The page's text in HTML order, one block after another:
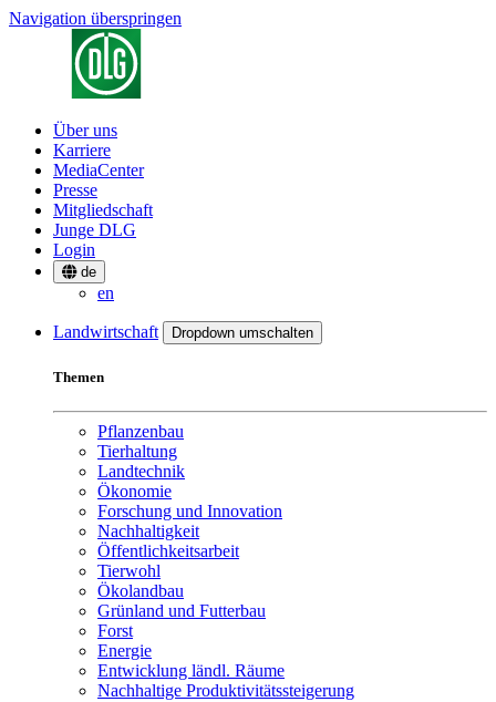
Navigation überspringen
Über uns
Karriere
MediaCenter
Presse
Mitgliedschaft
Junge DLG
Login
de
en
Landwirtschaft Dropdown umschalten
Themen
Pflanzenbau
Tierhaltung
Landtechnik
Ökonomie
Forschung und Innovation
Nachhaltigkeit
Öffentlichkeitsarbeit
Tierwohl
Ökolandbau
Grünland und Futterbau
Forst
Energie
Entwicklung ländl. Räume
Nachhaltige Produktivitätssteigerung